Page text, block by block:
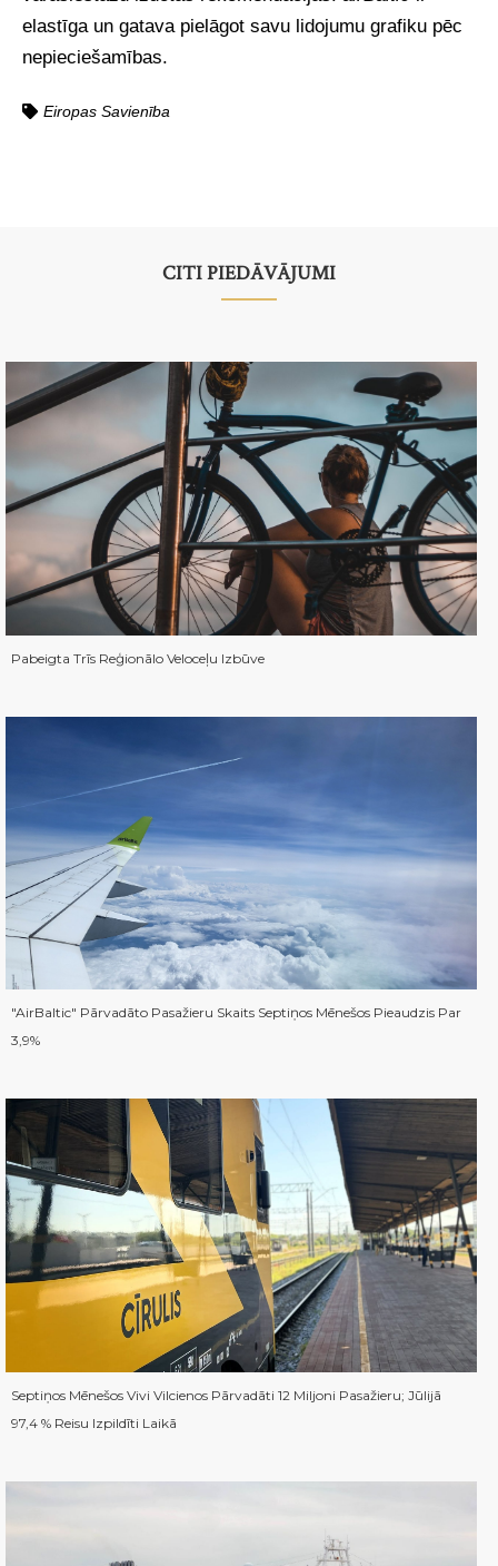
elastīga un gatava pielāgot savu lidojumu grafiku pēc
nepieciešamības.
Eiropas Savienība
CITI PIEDĀVĀJUMI
Pabeigta Trīs Reģionālo Veloceļu Izbūve
"airBaltic" Pārvadāto Pasažieru Skaits Septiņos Mēnešos Pieaudzis Par
3,9%
Septiņos Mēnešos Vivi Vilcienos Pārvadāti 12 Miljoni Pasažieru; Jūlijā
97,4 % Reisu Izpildīti Laikā